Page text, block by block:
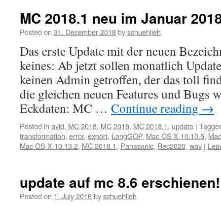
MC 2018.1 neu im Januar
Posted on 31. December 2018byschuehlieh
Das erste Update mit der neuen
keines: Ab jetzt sollen monatlich
keinen Admin getroffen, der das toll
die gleichen neuen Features und Bugs
Eckdaten: MC … Continue reading →
Posted in avid, MC 2018, MC 2018, MC 2018.1, update |
transformation, error, export, LongGOP, Mac OS X 10.10.5,
Mac OS X 10.13.2, MC 2018.1, Panasonic, Rec2020, wav |
update auf mc 8.6 erschienen!
Posted on 1. July 2016byschuehlieh